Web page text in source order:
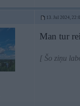
13. Jul 2024,
Man tur
[ Šo ziņu